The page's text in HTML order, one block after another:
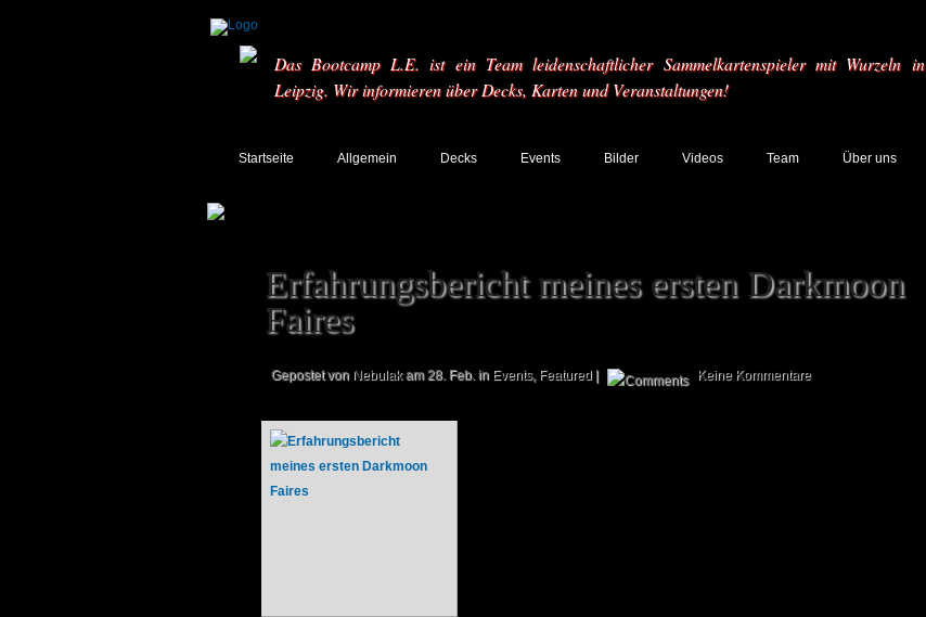
Das Bootcamp L.E. ist ein Team leidenschaftlicher Sammelkartenspieler mit Wurzeln in
Leipzig. Wir informieren über Decks, Karten und Veranstaltungen!
Startseite Allgemein Decks Events Bilder Videos Team Über uns
Erfahrungsbericht meines ersten Darkmoon
Faires
Gepostet von Nebulakam 28. Feb. in Events, Featured| Keine Kommentare